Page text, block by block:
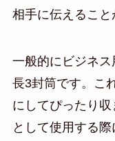
相手に伝えること
一般的にビジネス
長3封筒です。こ
にしてぴったり
として使用する